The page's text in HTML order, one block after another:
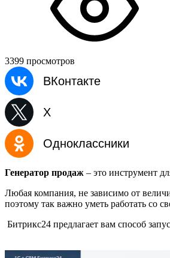
3399 просмотров
ВКонтакте
X
Одноклассники
Генератор продаж – это инструмент
Любая компания, не зависимо от
поэтому так важно уметь работать со
Битрикс24 предлагает вам способ